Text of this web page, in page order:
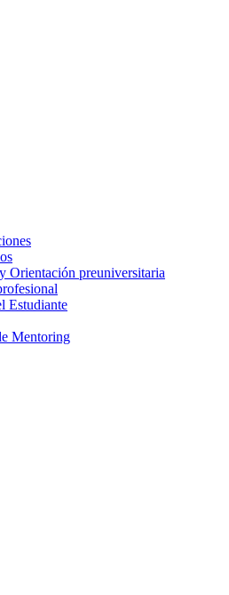
Orientación preuniversitaria
Estudiante
Mentoring